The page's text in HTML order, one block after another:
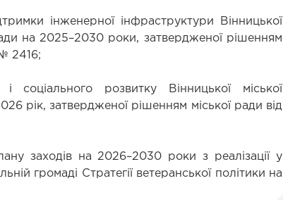
інженерної інфраструктури Вінницької
на 2025–2030 роки, затвердженої рішенням
2416;
соціального розвитку Вінницької міської
рік, затвердженої рішенням міської ради від
заходів на 2026–2030 роки з реалізації у
громаді Стратегії ветеранської політики на